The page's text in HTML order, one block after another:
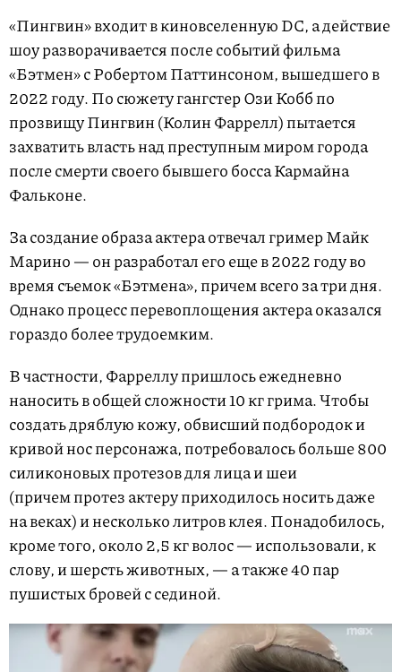
«Пингвин» входит в киновселенную DC, а действие
шоу разворачивается после событий фильма
«Бэтмен» с Робертом Паттинсоном, вышедшего в
2022 году. По сюжету гангстер Ози Кобб по
прозвищу Пингвин (Колин Фаррелл) пытается
захватить власть над преступным миром города
после смерти своего бывшего босса Кармайна
Фальконе.
За создание образа актера отвечал гример Майк
Марино — он разработал его еще в 2022 году во
время съемок «Бэтмена», причем всего за три дня.
Однако процесс перевоплощения актера оказался
гораздо более трудоемким.
В частности, Фарреллу пришлось ежедневно
наносить в общей сложности 10 кг грима. Чтобы
создать дряблую кожу, обвисший подбородок и
кривой нос персонажа, потребовалось больше 800
силиконовых протезов для лица и шеи
(причем протез актеру приходилось носить даже
на веках) и несколько литров клея. Понадобилось,
кроме того, около 2,5 кг волос — использовали, к
слову, и шерсть животных, — а также 40 пар
пушистых бровей с сединой.